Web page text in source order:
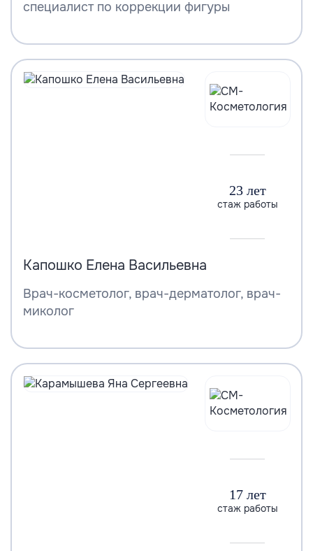
специалист по коррекции фигуры
23 лет
стаж работы
Капошко Елена Васильевна
Врач-косметолог, врач-дерматолог, врач-
миколог
17 лет
стаж работы